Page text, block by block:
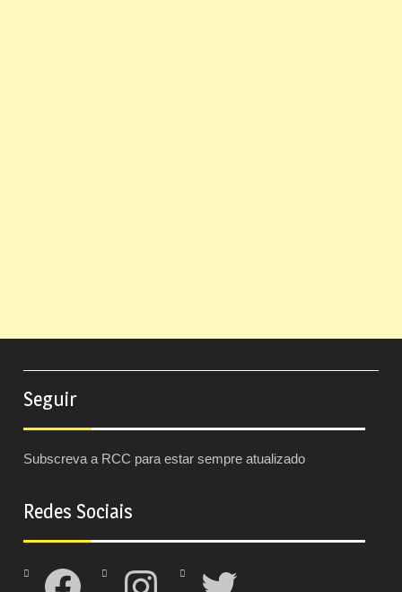
Seguir
Subscreva a RCC para estar sempre atualizado
Redes Sociais
Facebook Instagram Twitter